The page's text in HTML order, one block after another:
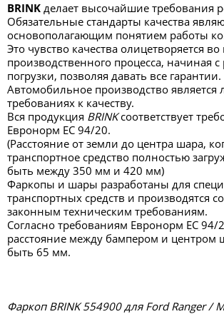
BRINK делает высочайшие требования
Обязательные стандарты качества
основополагающим понятием работы
Это чувство качества олицетворяется во
производственного процесса, начиная с
погрузки, позволяя давать все гарантии.
Автомобильное производство является
требованиях к качеству.
Вся продукция BRINKсоответствует
Евронорм ЕС 94/20.
(Расстояние от земли до центра шара,
транспортное средство полностью
быть между 350 мм и 420 мм)
Фаркопы и шары разработаны для
транспортных средств и производятся
законным техническим требованиям.
Согласно требованиям Евронорм ЕС
расстояние между бампером и центром
быть 65 мм.
Фаркоп BRINK 554900 для Ford Ranger /